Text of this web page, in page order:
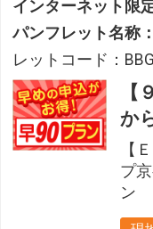
インターネット限
パンフレット名称
レットコード：
【
か
【
プ
ン